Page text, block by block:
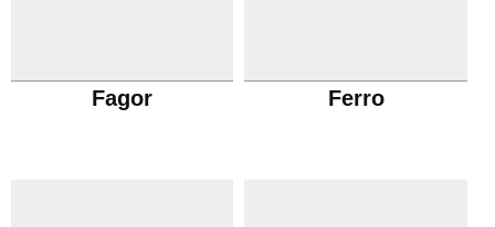
Fagor Ferro